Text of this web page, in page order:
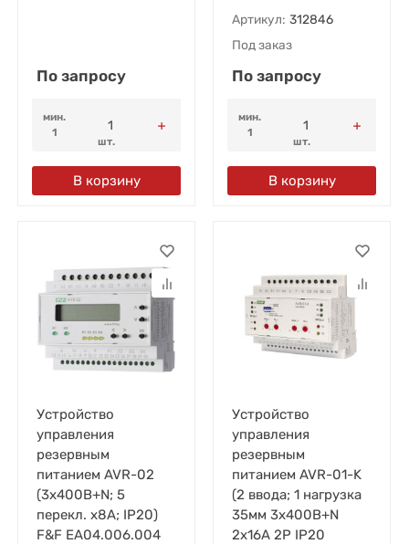
По запросу
мин.
1
шт.
В корзину
Артикул: 312846
Под заказ
По запросу
мин.
1
шт.
В корзину
Устройство
управления
резервным
питанием AVR-02
(3х400В+N; 5
перекл. х8А; IP20)
F&F EA04.006.004
Устройство
управления
резервным
питанием AVR-01-K
(2 ввода; 1 нагрузка
35мм 3х400В+N
2х16А 2P IP20